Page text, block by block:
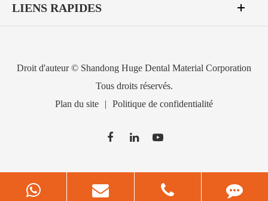
LIENS RAPIDES
Droit d'auteur © Shandong Huge Dental Material Corporation
Tous droits réservés.
Plan du site
| Politique de confidentialité